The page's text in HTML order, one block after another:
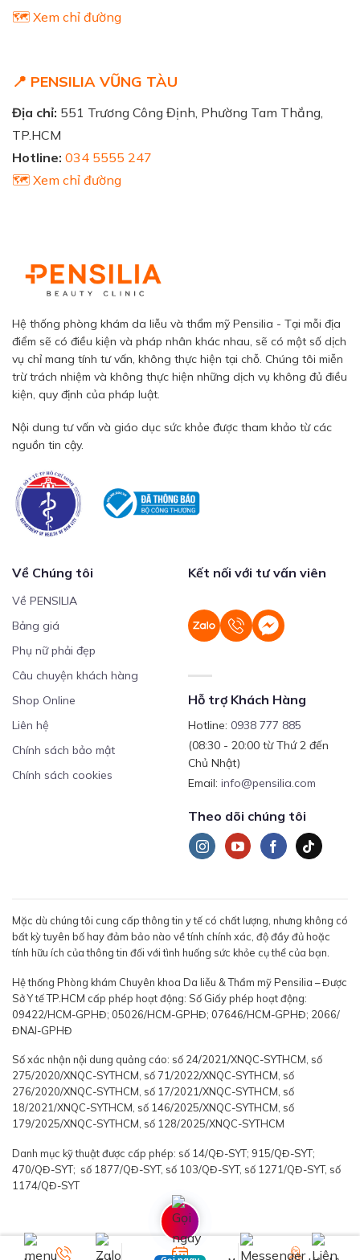
🗺️ Xem chỉ đường
📍 PENSILIA VŨNG TÀU
Địa chỉ: 551 Trương Công Định, Phường Tam Thắng,
TP.HCM
Hotline: 034 5555 247
🗺️ Xem chỉ đường
Hệ thống phòng khám da liễu và thẩm mỹ Pensilia - Tại mỗi địa
điểm sẽ có điều kiện và pháp nhân khác nhau, sẽ có một số dịch
vụ chỉ mang tính tư vấn, không thực hiện tại chỗ. Chúng tôi miễn
trừ trách nhiệm và không thực hiện những dịch vụ không đủ điều
kiện, quy định của pháp luật.
Nội dung tư vấn và giáo dục sức khỏe được tham khảo từ các
nguồn tin cậy.
Về Chúng tôi
Về PENSILIA
Bảng giá
Phụ nữ phải đẹp
Câu chuyện khách hàng
Shop Online
Liên hệ
Chính sách bảo mật
Chính sách cookies
Kết nối với tư vấn viên
Hỗ trợ Khách Hàng
Hotline: 0938 777 885
(08:30 - 20:00 từ Thứ 2 đến
Chủ Nhật)
Email: info@pensilia.com
Theo dõi chúng tôi
Mặc dù chúng tôi cung cấp thông tin y tế có chất lượng, nhưng không có
bất kỳ tuyên bố hay đảm bảo nào về tính chính xác, độ đầy đủ hoặc
tính hữu ích của thông tin đối với tình huống sức khỏe cụ thể của bạn.
Hệ thống Phòng khám Chuyên khoa Da liễu & Thẩm mỹ Pensilia – Được
Sở Y tế TP.HCM cấp phép hoạt động: Số Giấy phép hoạt động:
09422/HCM-GPHĐ; 05026/HCM-GPHĐ; 07646/HCM-GPHĐ; 2066/
ĐNAI-GPHĐ
Số xác nhận nội dung quảng cáo: số 24/2021/XNQC-SYTHCM, số
275/2020/XNQC-SYTHCM, số 71/2022/XNQC-SYTHCM, số
276/2020/XNQC-SYTHCM, số 17/2021/XNQC-SYTHCM, số
18/2021/XNQC-SYTHCM, số 146/2025/XNQC-SYTHCM, số
179/2025/XNQC-SYTHCM, số 128/2025/XNQC-SYTHCM
Danh mục kỹ thuật được cấp phép: số 14/QĐ-SYT; 915/QĐ-SYT;
470/QĐ-SYT; số 1877/QĐ-SYT, số 103/QĐ-SYT, số 1271/QĐ-SYT, số
1174/QĐ-SYT